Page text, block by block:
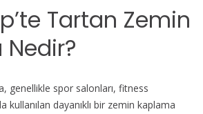
Tartan Zemin
genellikle spor salonları, fitness
kullanılan dayanıklı bir zemin kaplama